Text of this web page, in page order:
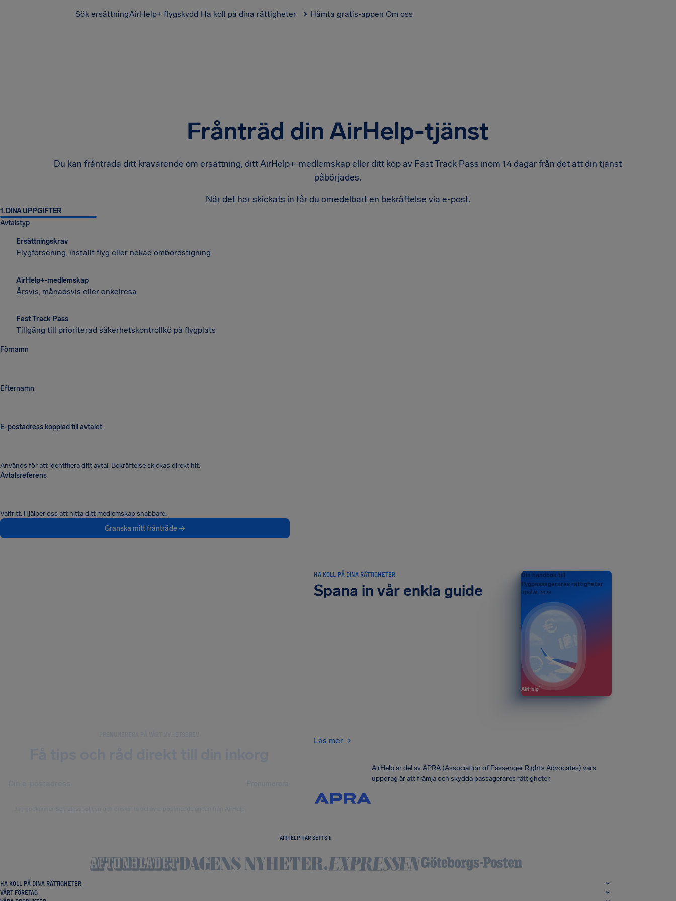
Sök ersättningAirHelp+ flygskydd Ha koll på dina rättigheter Hämta gratis-appen Om oss
Frånträd din AirHelp-tjänst
Du kan frånträda ditt kravärende om ersättning, ditt AirHelp+-medlemskap eller ditt köp av Fast Track Pass inom 14 dagar från det att din tjänst
påbörjades.
När det har skickats in får du omedelbart en bekräftelse via e-post.
1. DINA UPPGIFTER
Avtalstyp
Ersättningskrav
Flygförsening, inställt flyg eller nekad ombordstigning
AirHelp+-medlemskap
Årsvis, månadsvis eller enkelresa
Fast Track Pass
Tillgång till prioriterad säkerhetskontrollkö på flygplats
Förnamn
Efternamn
E-postadress kopplad till avtalet
Används för att identifiera ditt avtal. Bekräftelse skickas direkt hit.
Avtalsreferens
Valfritt. Hjälper oss att hitta ditt medlemskap snabbare.
Granska mitt frånträde →
HA KOLL PÅ DINA RÄTTIGHETER
Spana in vår enkla guide
Läs mer
Din handbok till
flygpassagerares rättigheter
UTGÅVA 2026
AirHelp är del av APRA (Association of Passenger Rights Advocates) vars
uppdrag är att främja och skydda passagerares rättigheter.
AIRHELP HAR SETTS I:
HA KOLL PÅ DINA RÄTTIGHETER
VÅRT FÖRETAG